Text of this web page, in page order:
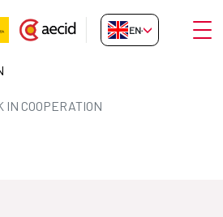
EN-GB
IN COOPERATION